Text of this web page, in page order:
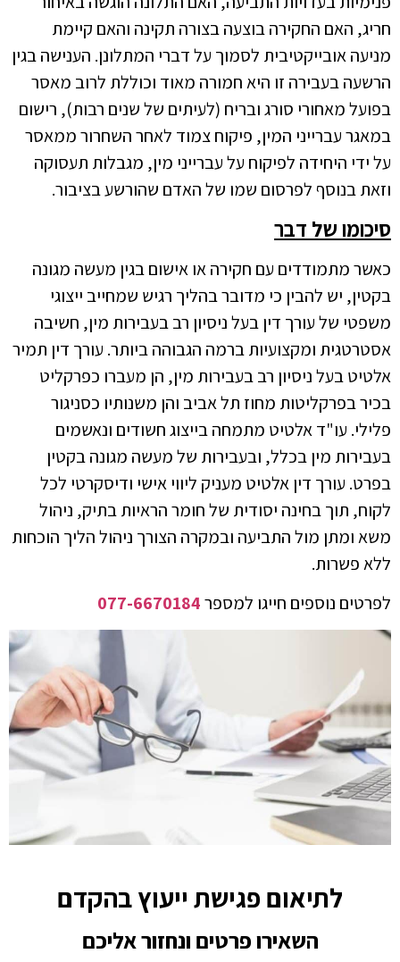
חריג, האם החקירה בוצעה בצורה תקינה והאם קיימת
מניעה אובייקטיבית לסמוך על דברי המתלונן. הענישה בגין
הרשעה בעבירה זו היא חמורה מאוד וכוללת לרוב מאסר
בפועל מאחורי סורג ובריח (לעיתים של שנים רבות), רישום
במאגר עברייני המין, פיקוח צמוד לאחר השחרור ממאסר
על ידי היחידה לפיקוח על עברייני מין, מגבלות תעסוקה
וזאת בנוסף לפרסום שמו של האדם שהורשע בציבור.
סיכומו של דבר
כאשר מתמודדים עם חקירה או אישום בגין מעשה מגונה
בקטין, יש להבין כי מדובר בהליך רגיש שמחייב ייצוגי
משפטי של עורך דין בעל ניסיון רב בעבירות מין, חשיבה
אסטרטגית ומקצועיות ברמה הגבוהה ביותר. עורך דין תמיר
אלטיט בעל ניסיון רב בעבירות מין, הן מעברו כפרקליט
בכיר בפרקליטות מחוז תל אביב והן משנותיו כסניגור
פלילי. עו"ד אלטיט מתמחה בייצוג חשודים ונאשמים
בעבירות מין בכלל, ובעבירות של מעשה מגונה בקטין
בפרט. עורך דין אלטיט מעניק ליווי אישי ודיסקרטי לכל
לקוח, תוך בחינה יסודית של חומר הראיות בתיק, ניהול
משא ומתן מול התביעה ובמקרה הצורך ניהול הליך הוכחות
ללא פשרות.
לפרטים נוספים חייגו למספר077-6670184
לתיאום פגישת ייעוץ בהקדם
השאירו פרטים ונחזור אליכם